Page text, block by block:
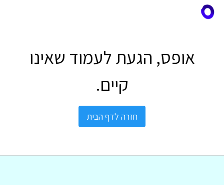
אופס, הגעת לעמוד שאינו
קיים.
חזרה לדף הבית